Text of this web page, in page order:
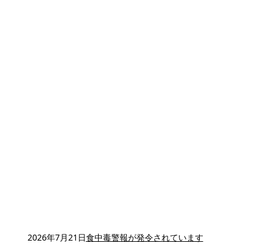
2026年7月21日食中毒警報が発令されています